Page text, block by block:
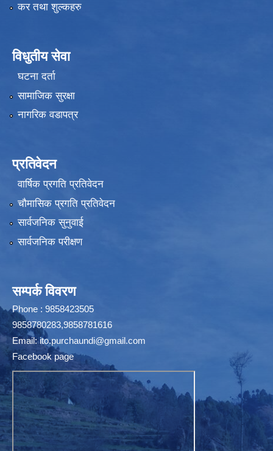
कर तथा शुल्कहरु
विधुतीय सेवा
घटना दर्ता
सामाजिक सुरक्षा
नागरिक वडापत्र
प्रतिवेदन
वार्षिक प्रगति प्रतिवेदन
चौमासिक प्रगति प्रतिवेदन
सार्वजनिक सुनुवाई
सार्वजनिक परीक्षण
सम्पर्क विवरण
Phone : 9858423505
9858780283,9858781616
Email:ito.purchaundi@gmail.com
Facebook page